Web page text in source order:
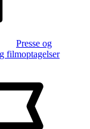
Presse og
filmoptagelser